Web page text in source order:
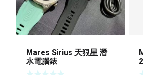
Mares Sirius 天狠星 潛
水電腦錶